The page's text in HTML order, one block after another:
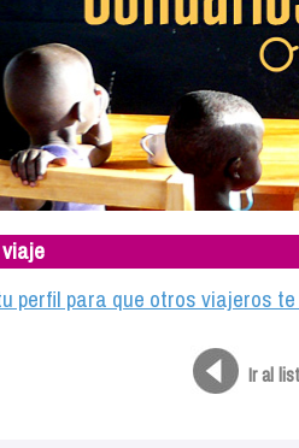
perfil para que otros viajeros
Ir al